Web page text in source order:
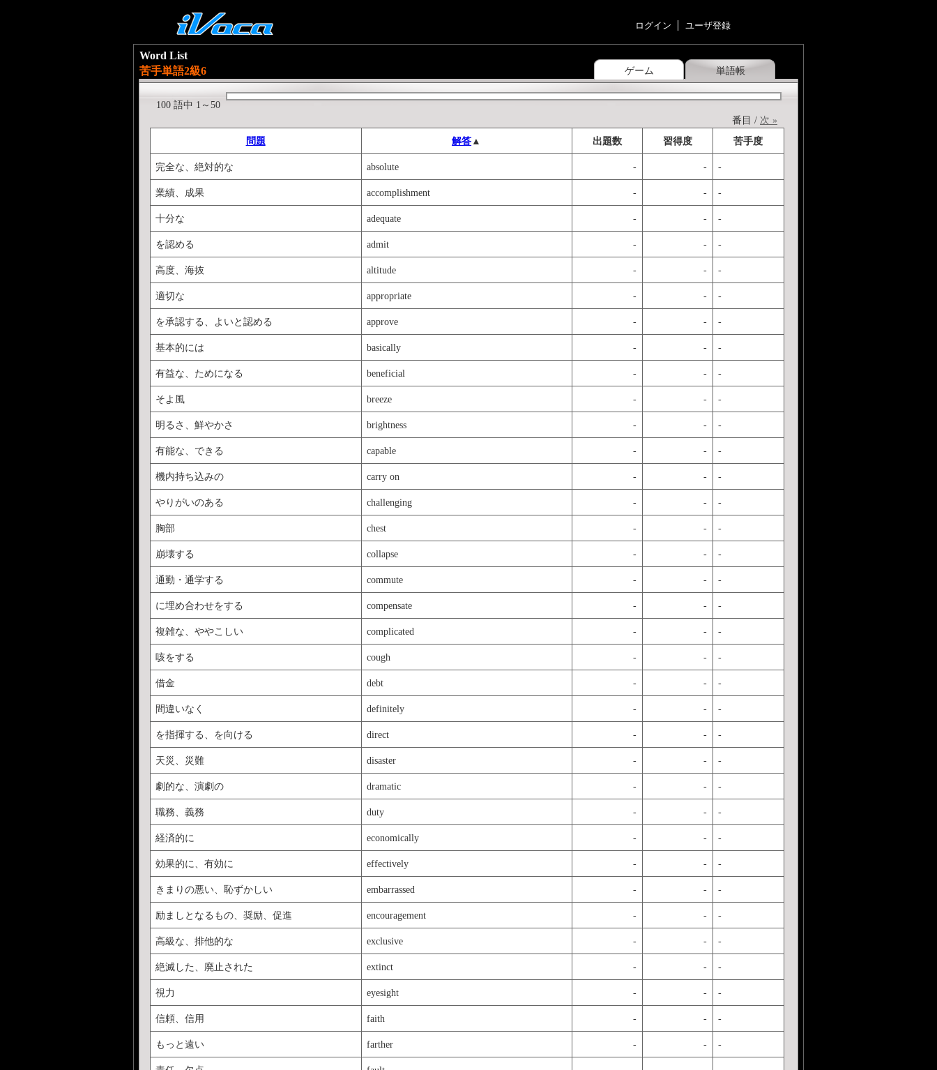
ログイン ユーザ登録
ゲーム 単語帳
Word List
苦手単語2級6
100 語中 1～50
番目 / 次 »
問題
解答▲ 出題数 習得度 苦手度
完全な、絶対的な absolute - - -
業績、成果 accomplishment - - -
十分な adequate - - -
を認める admit - - -
高度、海抜 altitude - - -
適切な appropriate - - -
を承認する、よいと認める approve - - -
基本的には basically - - -
有益な、ためになる beneficial - - -
そよ風 breeze - - -
明るさ、鮮やかさ brightness - - -
有能な、できる capable - - -
機内持ち込みの carry on - - -
やりがいのある challenging - - -
胸部 chest - - -
崩壊する collapse - - -
通勤・通学する commute - - -
に埋め合わせをする compensate - - -
複雑な、ややこしい complicated - - -
咳をする cough - - -
借金 debt - - -
間違いなく definitely - - -
を指揮する、を向ける direct - - -
天災、災難 disaster - - -
劇的な、演劇の dramatic - - -
職務、義務 duty - - -
経済的に economically - - -
効果的に、有効に effectively - - -
きまりの悪い、恥ずかしい embarrassed - - -
励ましとなるもの、奨励、促進 encouragement - - -
高級な、排他的な exclusive - - -
絶滅した、廃止された extinct - - -
視力 eyesight - - -
信頼、信用 faith - - -
もっと遠い farther - - -